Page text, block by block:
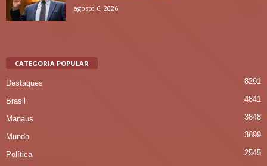
agosto 6, 2026
CATEGORIA POPULAR
Destaques 8291
Brasil 4841
Manaus 3848
Mundo 3699
Política
2545